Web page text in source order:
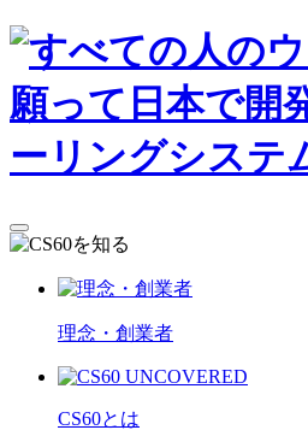
理念・創業者
CS60とは